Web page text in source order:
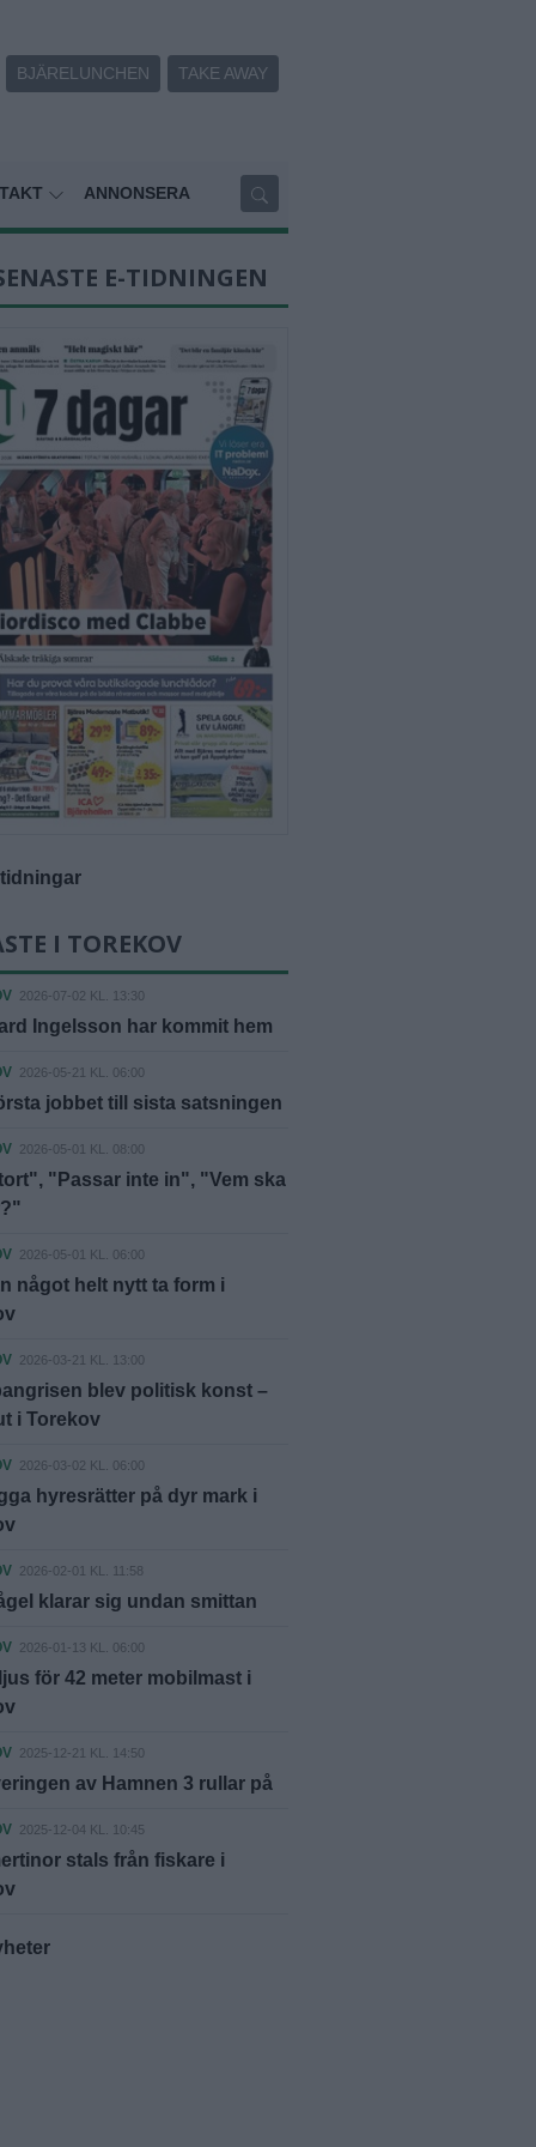
BJÄRELUNCHEN TAKE AWAY
ANNONSERA
E-TIDNINGEN
tidningar
I TOREKOV
2026-07-02 KL. 13:30
Ingelsson har kommit hem
2026-05-21 KL. 06:00
jobbet till sista satsningen
2026-05-01 KL. 08:00
"Passar inte in", "Vem ska
2026-05-01 KL. 06:00
något helt nytt ta form i
2026-03-21 KL. 13:00
blev politisk konst –
i Torekov
2026-03-02 KL. 06:00
hyresrätter på dyr mark i
2026-02-01 KL. 11:58
klarar sig undan smittan
2026-01-13 KL. 06:00
för 42 meter mobilmast i
2025-12-21 KL. 14:50
av Hamnen 3 rullar på
2025-12-04 KL. 10:45
stals från fiskare i